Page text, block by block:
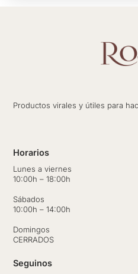
Productos virales y útiles para
Horarios
Lunes a viernes
10:00h – 18:00h
Sábados
10:00h – 14:00h
Domingos
CERRADOS
Seguinos